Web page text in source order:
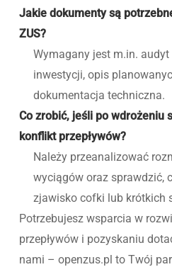
Jakie dokumenty są
ZUS?
Wymagany jest m.in.
inwestycji, opis
dokumentacja techniczna.
Co zrobić, jeśli po wdrożeniu
konflikt przepływów?
Należy przeanalizować
wyciągów oraz sprawdzić,
zjawisko cofki lub krótkich
Potrzebujesz wsparcia w
przepływów i pozyskaniu
nami – openzus.pl to Twój